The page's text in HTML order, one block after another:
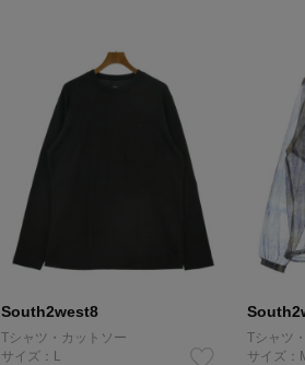
South2west8
Tシャツ・カットソー
サイズ：L
Tシャツ
サイズ：